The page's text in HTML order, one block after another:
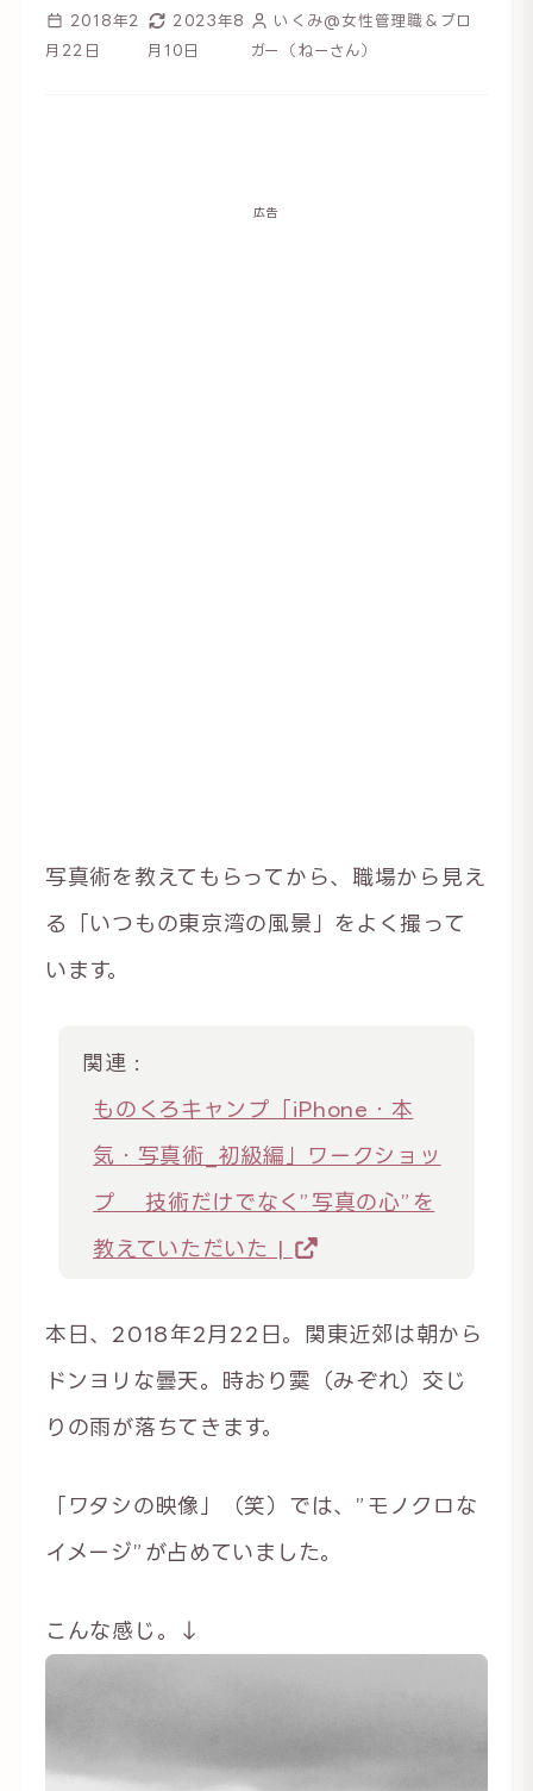
2018年2
月22日
2023年8
月10日
いくみ@女性管理職＆ブロ
ガー（ねーさん）
広告
写真術を教えてもらってから、職場から見え
る「いつもの東京湾の風景」をよく撮って
います。
関連 :
ものくろキャンプ「iPhone・本
気・写真術_初級編」ワークショッ
プ 技術だけでなく”写真の心”を
教えていただいた |
本日、2018年2月22日。関東近郊は朝から
ドンヨリな曇天。時おり霙（みぞれ）交じ
りの雨が落ちてきます。
「ワタシの映像」（笑）では、”モノクロな
イメージ”が占めていました。
こんな感じ。↓